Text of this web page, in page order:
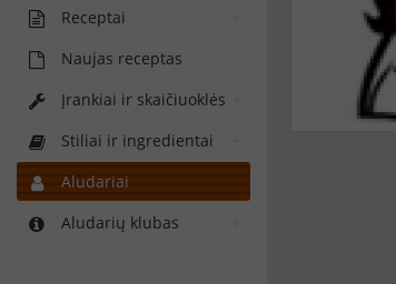
Receptai
Naujas receptas
Įrankiai ir skaičiuoklės
Stiliai ir ingredientai
Aludariai
Aludarių klubas